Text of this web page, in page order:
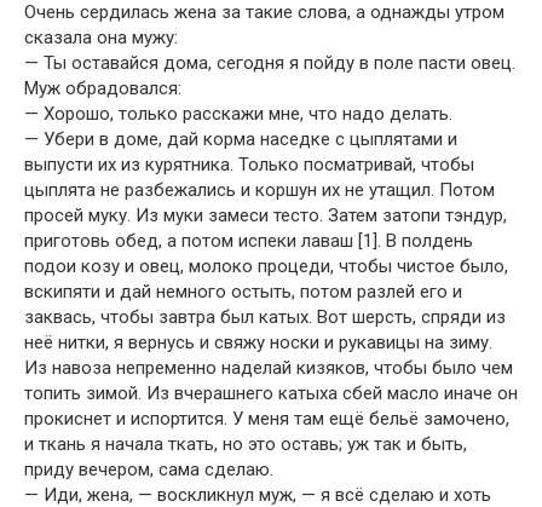
Очень сердилась жена за такие слова, а однажды утром
сказала она мужу:
— Ты оставайся дома, сегодня я пойду в поле пасти овец.
Муж обрадовался:
— Хорошо, только расскажи мне, что надо делать.
— Убери в доме, дай корма наседке с цыплятами и
выпусти их из курятника. Только посматривай, чтобы
цыплята не разбежались и коршун их не утащил. Потом
просей муку. Из муки замеси тесто. Затем затопи тэндур,
приготовь обед, а потом испеки лаваш [1]. В полдень
подои козу и овец, молоко процеди, чтобы чистое было,
вскипяти и дай немного остыть, потом разлей его и
заквась, чтобы завтра был катых. Вот шерсть, спряди из
неё нитки, я вернусь и свяжу носки и рукавицы на зиму.
Из навоза непременно наделай кизяков, чтобы было чем
топить зимой. Из вчерашнего катыха сбей масло иначе он
прокиснет и испортится. У меня там ещё бельё замочено,
и ткань я начала ткать, но это оставь; уж так и быть,
приду вечером, сама сделаю.
— Иди, жена, — воскликнул муж, — я всё сделаю и хоть